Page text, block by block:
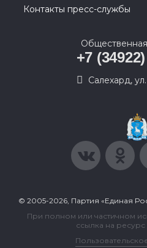
Контакты пресс-службы
+7
Салехард,
© 2005-2026, Партия «Единая
При полном или частичном
ссылка на ресурс